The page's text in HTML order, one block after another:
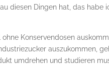
diesen Dingen hat, das habe
Konservendosen
auszukommen,
umdrehen und studieren